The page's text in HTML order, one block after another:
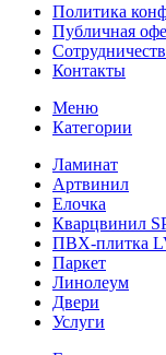
Политика
Публичная
Контакты
Меню
Категории
Ламинат
Артвинил
Елочка
Кварцвинил
ПВХ-плитка
Паркет
Линолеум
Двери
Услуги